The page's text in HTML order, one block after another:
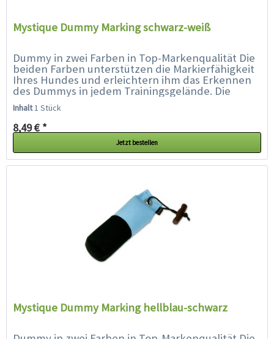
Mystique Dummy Marking schwarz-weiß
Dummy in zwei Farben in Top-Markenqualität Die
beiden Farben unterstützen die Markierfähigkeit
Ihres Hundes und erleichtern ihm das Erkennen
des Dummys in jedem Trainingsgelände. Die
spezielle Füllung und...
Inhalt1 Stück
8,49 € *
Jetzt bestellen
Mystique Dummy Marking hellblau-schwarz